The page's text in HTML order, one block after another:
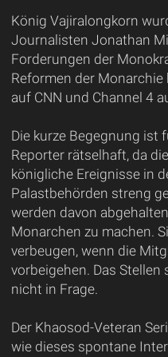
König Vajiralongkorn
Journalisten Jonathan
Forderungen der
Reformen der
auf CNN und Channel 4
Die kurze Begegnung ist
Reporter rätselhaft, da
königliche Ereignisse in
Palastbehörden streng
werden davon
Monarchen zu machen.
verbeugen, wenn die
vorbeigehen. Das
nicht in Frage.
Der Khaosod-Veteran
wie dieses spontane